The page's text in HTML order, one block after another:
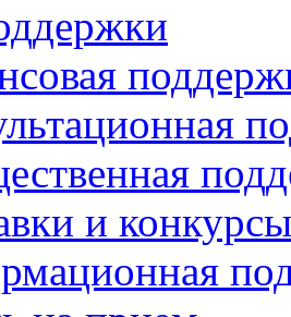
и конкурсы